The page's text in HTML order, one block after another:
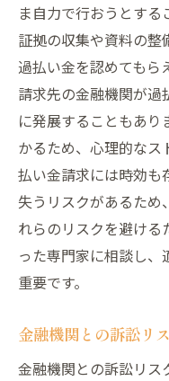
ま自力で行おうとする
証拠の収集や資料の整
過払い金を認めてもら
請求先の金融機関が
に発展することもあ
かるため、心理的なス
払い金請求には時効も
失うリスクがあるため
れらのリスクを避ける
った専門家に相談し
重要です。
金融機関との訴訟リ
金融機関との訴訟リス